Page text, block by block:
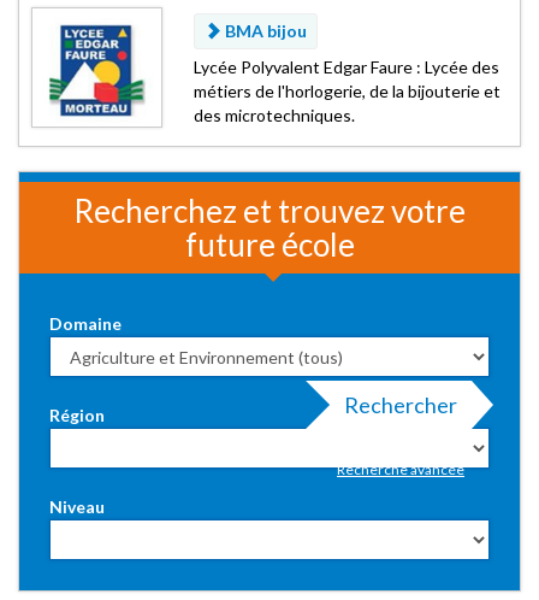
BMA bijou
Lycée Polyvalent Edgar Faure : Lycée des
métiers de l'horlogerie, de la bijouterie et
des microtechniques.
Recherchez et trouvez votre
future école
Domaine
Région
Niveau
Rechercher
Recherche avancée